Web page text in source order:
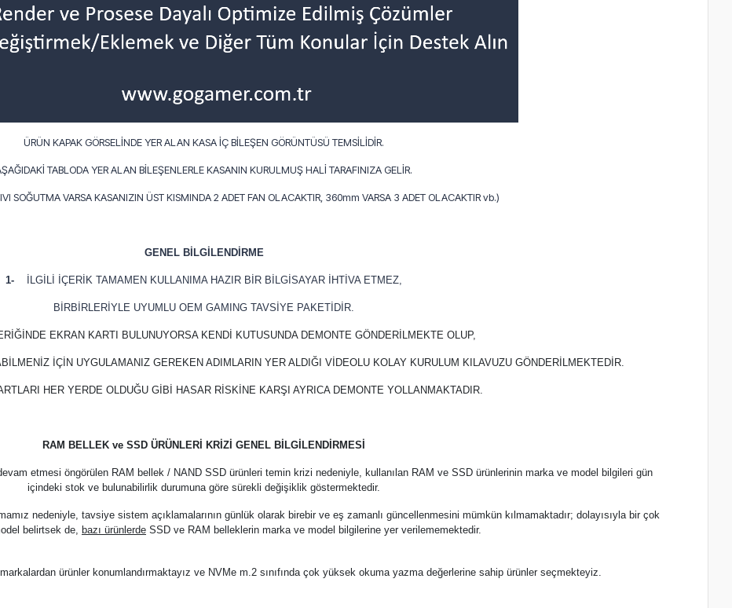
ÜRÜN KAPAK GÖRSELİNDE YER ALAN KASA İÇ BİLEŞEN GÖRÜNTÜSÜ TEMSİLİDİR.
TABLODA YER ALAN BİLEŞENLERLE KASANIN KURULMUŞ HALİ TARAFINIZA GELİR.
SOĞUTMA VARSA KASANIZIN ÜST KISMINDA 2 ADET FAN OLACAKTIR, 360mm VARSA 3 ADET OLACAKTIR vb.)
GENEL BİLGİLENDİRME
1- İLGİLİ İÇERİK TAMAMEN KULLANIMA HAZIR BİR BİLGİSAYAR İHTİVA ETMEZ,
BİRBİRLERİYLE UYUMLU OEM GAMING TAVSİYE PAKETİDİR.
EKRAN KARTI BULUNUYORSA KENDİ KUTUSUNDA DEMONTE GÖNDERİLMEKTE OLUP,
İÇİN UYGULAMANIZ GEREKEN ADIMLARIN YER ALDIĞI VİDEOLU KOLAY KURULUM KILAVUZU GÖNDERİLMEKTEDİR.
HER YERDE OLDUĞU GİBİ HASAR RİSKİNE KARŞI AYRICA DEMONTE YOLLANMAKTADIR.
RAM BELLEK ve SSD ÜRÜNLERİ KRİZİ GENEL BİLGİLENDİRMESİ
etmesi öngörülen RAM bellek / NAND SSD ürünleri temin krizi nedeniyle, kullanılan RAM ve SSD ürünlerinin marka ve model bilgileri gün
içindeki stok ve bulunabilirlik durumuna göre sürekli değişiklik göstermektedir.
nedeniyle, tavsiye sistem açıklamalarının günlük olarak birebir ve eş zamanlı güncellenmesini mümkün kılmamaktadır; dolayısıyla bir çok
belirtsek de, bazı ürünlerdeSSD ve RAM belleklerin marka ve model bilgilerine yer verilememektedir.
ürünler konumlandırmaktayız ve NVMe m.2 sınıfında çok yüksek okuma yazma değerlerine sahip ürünler seçmekteyiz.